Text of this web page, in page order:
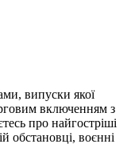
випуски якої
включенням з
про найгостріші
обстановці, воєнні